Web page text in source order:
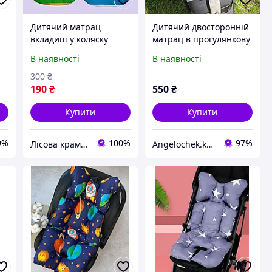
Дитячий матрац
вкладиш у коляску
двосторонній матрасик
для прогулянковоъ
коляски
В наявності
190 ₴
300 ₴
Купити
Лісова крамничка 100%
Дитячий двосторонній
матрац в прогулянкову
стільчик для годування
В наявності
550₴
Купити
Angelochek.kh - інтернет-магазин дитячих товарів та настільних ігор 97%